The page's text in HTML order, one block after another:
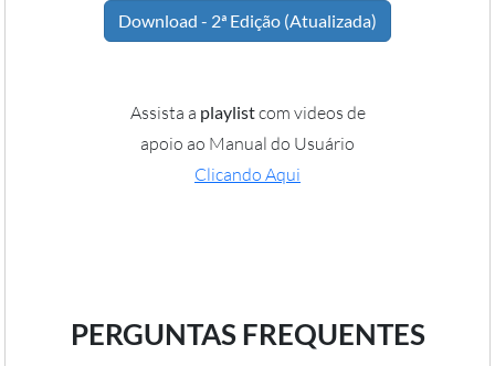
Download - 2ª Edição (Atualizada)
Assista a playlistcom videos de
apoio ao Manual do Usuário
Clicando Aqui
PERGUNTAS FREQUENTES